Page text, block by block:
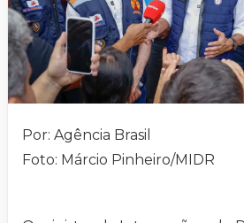
Por: Agência Brasil
Foto: Márcio Pinheiro/MIDR